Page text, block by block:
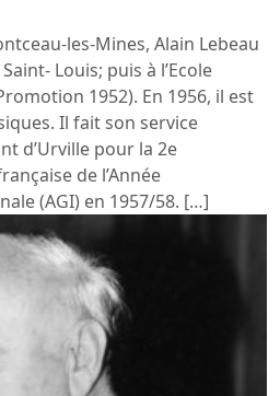
les-Mines, Alain Lebeau
Louis; puis à l’Ecole
1952). En 1956, il est
Il fait son service
d’Urville pour la 2e
de l’Année
(AGI) en 1957/58. […]